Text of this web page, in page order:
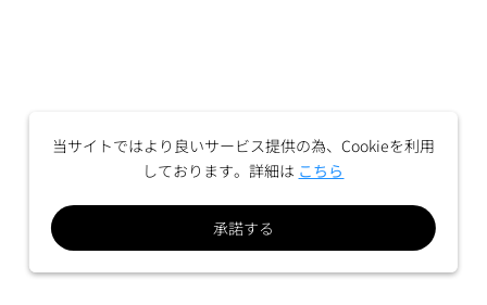
当サイトではより良いサービス提供の為、Cookieを利用
しております。詳細は こちら
承諾する